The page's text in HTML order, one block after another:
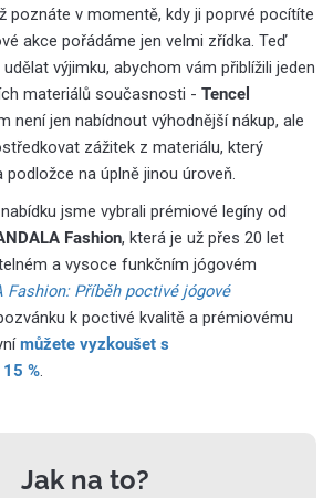
poznáte v momentě, kdy ji poprvé pocítíte
akce pořádáme jen velmi zřídka. Teď
výjimku, abychom vám přiblížili jeden
materiálů současnosti - Tencel
není jen nabídnout výhodnější nákup, ale
zážitek z materiálu, který
na úplně jinou úroveň.
jsme vybrali prémiové legíny od
Fashion, která je už přes 20 let
a vysoce funkčním jógovém
Fashion: Příběh poctivé jógové
k poctivé kvalitě a prémiovému
můžete vyzkoušet s
%.
Jak na to?